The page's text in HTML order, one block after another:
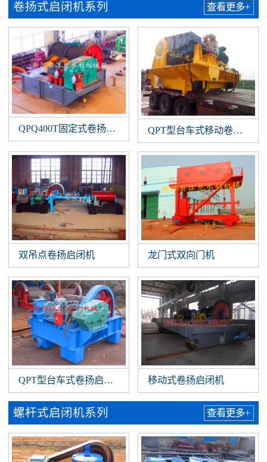
卷扬式启闭机系列 查看更多+
QPQ400T固定式卷扬启闭机 QPT型台车式移动卷扬启闭
双吊点卷扬启闭机 龙门式双向门机
QPT型台车式卷扬启闭机 移动式卷扬启闭机
螺杆式启闭机系列 查看更多+